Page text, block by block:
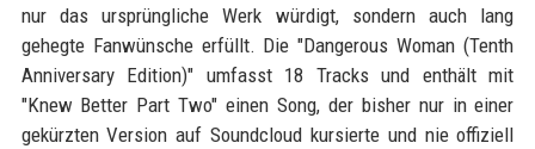
nur das ursprüngliche Werk würdigt, sondern auch lang
gehegte Fanwünsche erfüllt. Die "Dangerous Woman (Tenth
Anniversary Edition)" umfasst 18 Tracks und enthält mit
"Knew Better Part Two" einen Song, der bisher nur in einer
gekürzten Version auf Soundcloud kursierte und nie offiziell